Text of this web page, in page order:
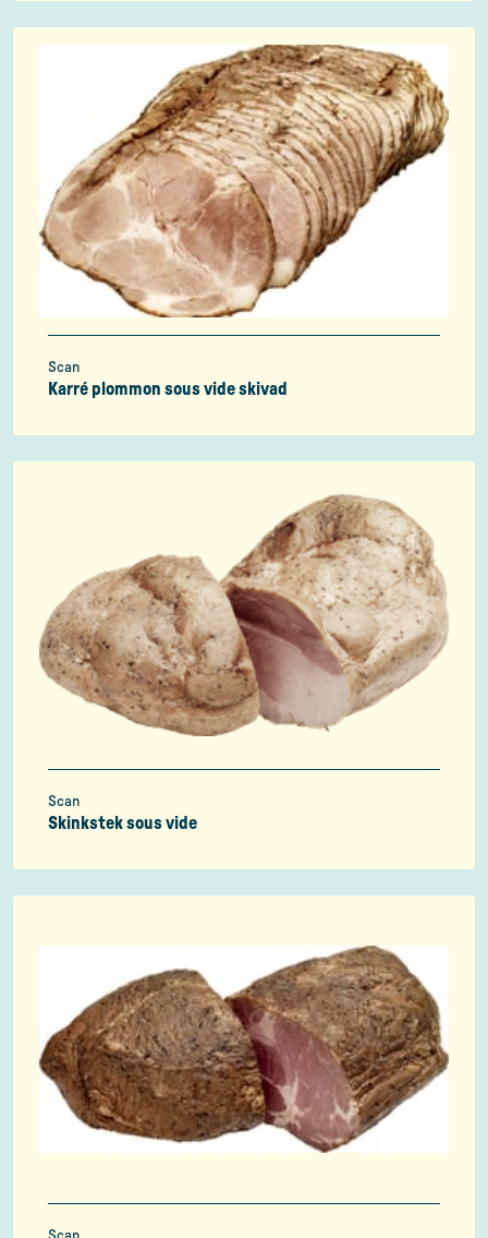
Scan
Karré plommon sous vide skivad
Scan
Skinkstek sous vide